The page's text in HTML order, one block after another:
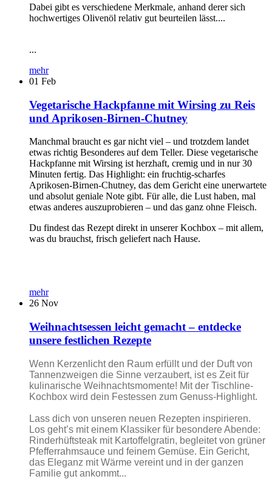
Dabei gibt es verschiedene Merkmale, anhand derer sich
hochwertiges Olivenöl relativ gut beurteilen lässt....
...
mehr
01 Feb
Vegetarische Hackpfanne mit Wirsing zu Reis
und Aprikosen-Birnen-Chutney
Manchmal braucht es gar nicht viel – und trotzdem landet
etwas richtig Besonderes auf dem Teller. Diese vegetarische
Hackpfanne mit Wirsing ist herzhaft, cremig und in nur 30
Minuten fertig. Das Highlight: ein fruchtig-scharfes
Aprikosen-Birnen-Chutney, das dem Gericht eine unerwartete
und absolut geniale Note gibt. Für alle, die Lust haben, mal
etwas anderes auszuprobieren – und das ganz ohne Fleisch.
Du findest das Rezept direkt in unserer Kochbox – mit allem,
was du brauchst, frisch geliefert nach Hause.
mehr
26 Nov
Weihnachtsessen leicht gemacht – entdecke
unsere festlichen Rezepte
Wenn Kerzenlicht den Raum erfüllt und der Duft von
Tannenzweigen die Sinne verzaubert, ist es Zeit für
kulinarische Weihnachtsmomente! Mit der Tischline-
Kochbox wird dein Festessen zum Genuss-Highlight.
Lass dich von unseren neuen Rezepten inspirieren.
Los geht’s mit einem Klassiker für besondere Abende:
Rinderhüftsteak mit Kartoffelgratin, begleitet von grüner
Pfefferrahmsauce und feinem Gemüse. Ein Gericht,
das Eleganz mit Wärme vereint und in der ganzen
Familie gut ankommt...